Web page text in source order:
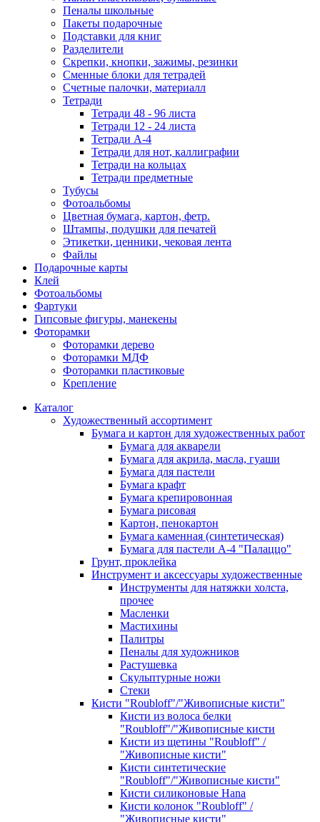
Пеналы школьные
Пакеты подарочные
Подставки для книг
Разделители
Скрепки, кнопки, зажимы, резинки
Сменные блоки для тетрадей
Счетные палочки, материалл
Тетради
Тетради 48 - 96 листа
Тетради 12 - 24 листа
Тетради А-4
Тетради для нот, каллиграфии
Тетради на кольцах
Тетради предметные
Тубусы
Фотоальбомы
Цветная бумага, картон, фетр.
Штампы, подушки для печатей
Этикетки, ценники, чековая лента
Файлы
Подарочные карты
Клей
Фотоальбомы
Фартуки
Гипсовые фигуры, манекены
Фоторамки
Фоторамки дерево
Фоторамки МДФ
Фоторамки пластиковые
Крепление
Каталог
Художественный ассортимент
Бумага и картон для художественных работ
Бумага для акварели
Бумага для акрила, масла, гуаши
Бумага для пастели
Бумага крафт
Бумага крепировонная
Бумага рисовая
Картон, пенокартон
Бумага каменная (синтетическая)
Бумага для пастели А-4 "Палаццо"
Грунт, проклейка
Инструмент и аксессуары художественные
Инструменты для натяжки холста,
прочее
Масленки
Мастихины
Палитры
Пеналы для художников
Растушевка
Скульптурные ножи
Стеки
Кисти "Roubloff"/"Живописные кисти"
Кисти из волоса белки
"Roubloff"/"Живописные кисти
Кисти из щетины "Roubloff" /
"Живописные кисти"
Кисти синтетические
"Roubloff"/"Живописные кисти"
Кисти силиконовые Hana
Кисти колонок "Roubloff" /
"Живописные кисти"